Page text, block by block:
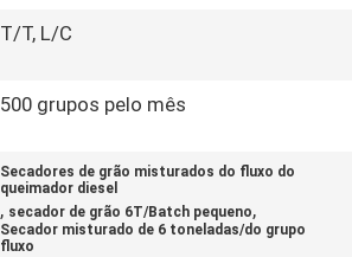
T/T, L/C
500 grupos pelo mês
Secadores de grão misturados do fluxo do
queimador diesel
, secador de grão 6T/Batch pequeno,
Secador misturado de 6 toneladas/do grupo
fluxo